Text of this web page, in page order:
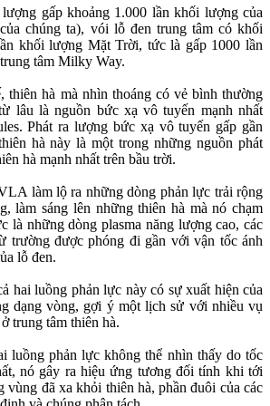
gấp khoảng 1.000 lần khối lượng của
chúng ta), vói lỗ đen trung tâm có khối
khối lượng Mặt Trời, tức là gấp 1000 lần
tâm Milky Way.
thiên hà mà nhìn thoáng có vẻ bình thường
lâu là nguồn bức xạ vô tuyến mạnh nhất
Phát ra lượng bức xạ vô tuyến gấp gần
hà này là một trong những nguồn phát
hà mạnh nhất trên bầu trời.
làm lộ ra những dòng phản lực trải rộng
làm sáng lên những thiên hà mà nó chạm
là những dòng plasma năng lượng cao, các
trường được phóng đi gần với vận tốc ánh
lỗ đen.
hai luồng phản lực này có sự xuất hiện của
dạng vòng, gợi ý một lịch sử với nhiều vụ
trung tâm thiên hà.
luồng phản lực không thể nhìn thấy do tốc
nó gây ra hiệu ứng tương đối tính khi tới
vùng đã xa khỏi thiên hà, phần đuôi của các